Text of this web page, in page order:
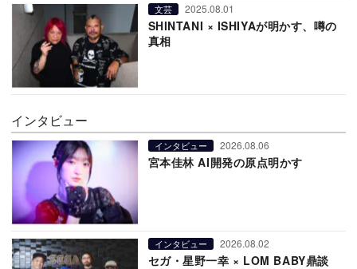
文芸 2025.08.01
SHINTANI × ISHIYAが明かす、噂の
真相
インタビュー
インタビュー 2026.08.06
宮本佳林 AI開発の原点明かす
インタビュー 2026.08.02
セガ・星野一幸 × LOM BABY鼎談